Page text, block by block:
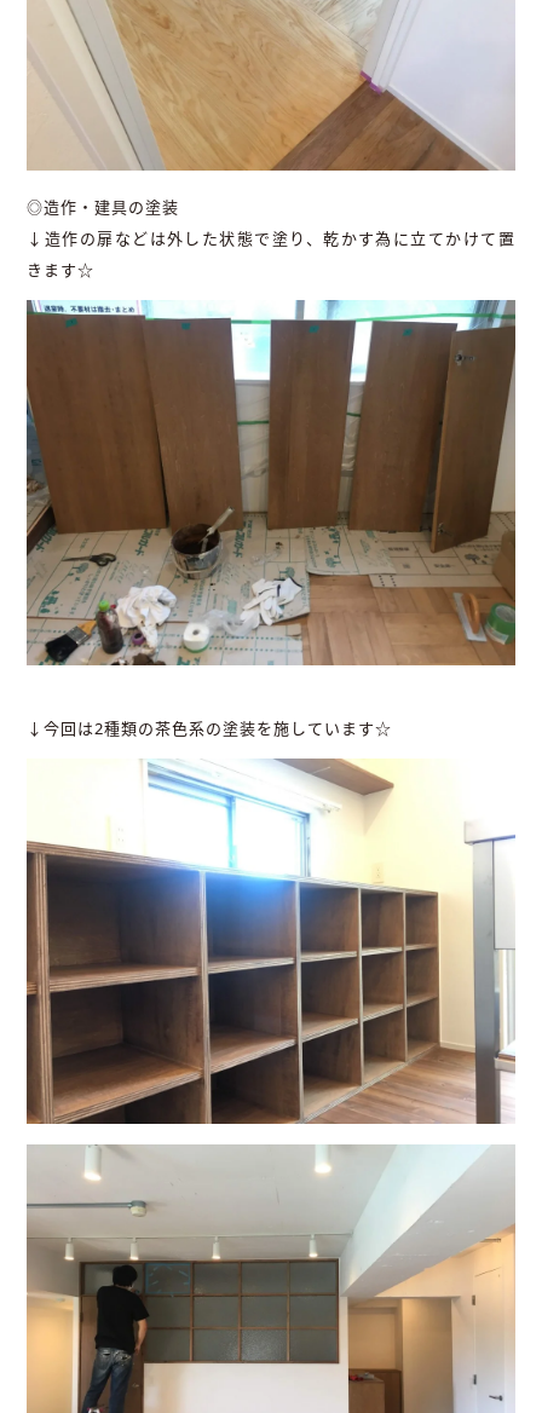
◎造作・建具の塗装
↓造作の扉などは外した状態で塗り、乾かす為に立てかけて置
きます☆
↓今回は2種類の茶色系の塗装を施しています☆